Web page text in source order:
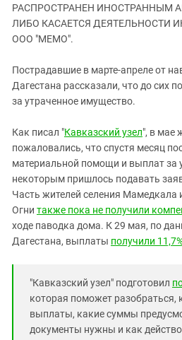
КАВКАЗ
Дагестан
Ингушетия
Калмыкия
Карачаево-Черкесия
Нагорный Карабах
Российская Федерация
Ростовская область
Северная Осетия - Алания
СКФО
Южная Осетия
Южный Кавказ
РАСПРОСТРАНЕН ИНОСТРАННЫМ
ЛИБО КАСАЕТСЯ ДЕЯТЕЛЬНОСТИ
ООО "МЕМО".
Пострадавшие в марте-апреле от
Дагестана рассказали, что до сих
за утраченное имущество.
Как писал "Кавказский узел", в мае
пожаловались, что спустя месяц
материальной помощи и выплат за
некоторым пришлось подавать
Часть жителей селения Мамедкала
Огни также пока не получили
ходе паводка дома. К 29 мая, по
Дагестана, выплаты получили
"Кавказский узел" подготовил
которая поможет
выплаты, какие суммы
документы нужны и как